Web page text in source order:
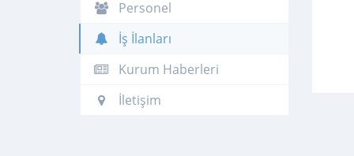
Personel
İş İlanları
Kurum Haberleri
İletişim